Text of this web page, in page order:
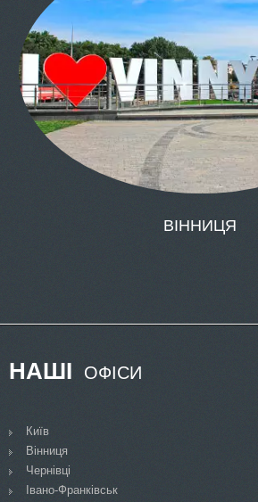
НАШІ ОФІСИ
Київ
Вінниця
Чернівці
Івано-Франківськ